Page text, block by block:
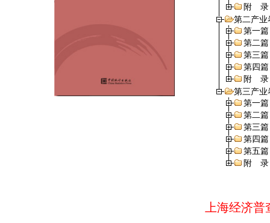
附 录
第二产业
第一
第二
第三
第四
附 录
第三产业
第一
第二
第三
第四
第五
附 录
上海经济